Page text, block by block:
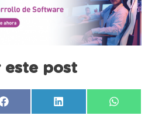
este post
Compartir
en
Facebook
Compartir
en
LinkedIn
Compartir
en